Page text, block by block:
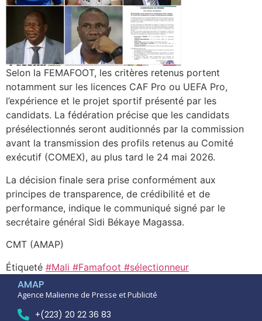
Selon la FEMAFOOT, les critères retenus portent
notamment sur les licences CAF Pro ou UEFA Pro,
l’expérience et le projet sportif présenté par les
candidats. La fédération précise que les candidats
présélectionnés seront auditionnés par la commission
avant la transmission des profils retenus au Comité
exécutif (COMEX), au plus tard le 24 mai 2026.
La décision finale sera prise conformément aux
principes de transparence, de crédibilité et de
performance, indique le communiqué signé par le
secrétaire général Sidi Békaye Magassa.
CMT (AMAP)
Étiqueté #Mali #Famafoot #sélectionneur
AMAP
Agence Malienne de Presse et Publicité
+(223) 20 22 36 83